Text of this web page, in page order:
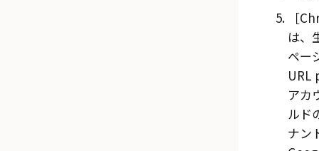
は、
ペー
URL
アカ
ルド
ナン